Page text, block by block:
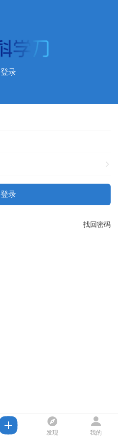
登录
登录
找回密码
发现 我的